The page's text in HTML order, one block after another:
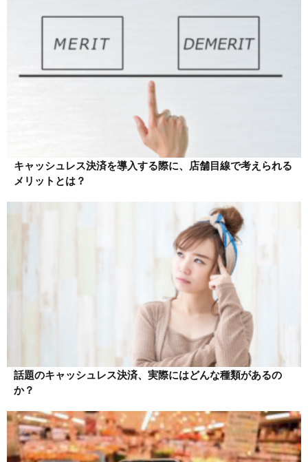
キャッシュレス決済を導入する際に、店舗目線で考えられる
メリットとは？
話題のキャッシュレス決済、実際にはどんな種類があるの
か？